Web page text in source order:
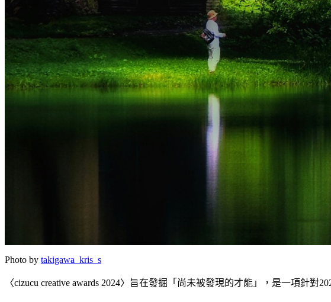
Photo by takigawa_kris_s
〈cizucu creative awards 2024〉旨在發掘「尚未被發現的才能」，是一項針對